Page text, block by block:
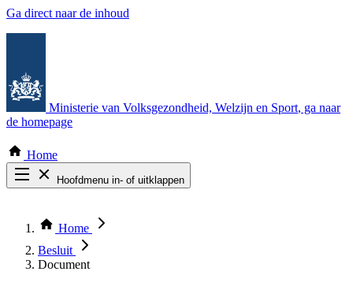
Ga direct naar de inhoud
Ministerie van Volksgezondheid, Welzijn en Sport, ga naar
de homepage
Home
Hoofdmenu in- of uitklappen
Thema COVID-19
Bekijk per bestuursorgaan
Home
Besluit
Document